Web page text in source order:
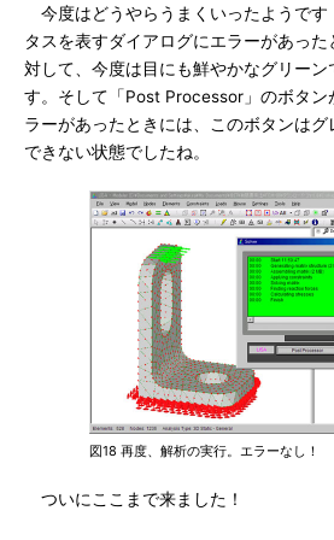
今度はどうやらうまくいったようです
タスを表すダイアログにエラーがあっ
対して、今度は目にも鮮やかなグリー
す。そして「Post Processor」のボタン
ラーがあったときには、このボタンは
できない状態でしたね。
図18 再度、解析の実行。エラーなし！
ついにここまで来ました！